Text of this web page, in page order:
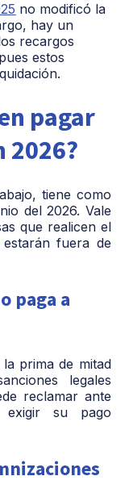
no modificó la
hay un
recargos
estos
pagar
2026?
tiene como
del 2026. Vale
que realicen el
fuera de
paga a
prima de mitad
legales
reclamar ante
exigir su pago